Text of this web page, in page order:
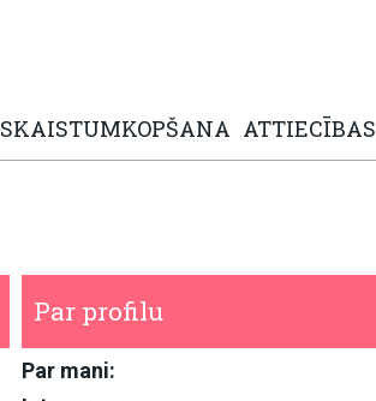
SKAISTUMKOPŠANA ATTIECĪBAS
Par profilu
Par mani: